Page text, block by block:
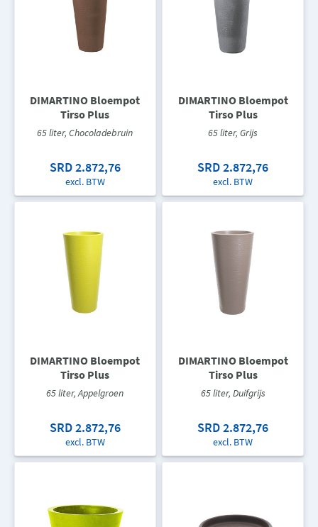
DIMARTINO Bloempot
Tirso Plus
65 liter, Chocoladebruin
SRD 2.872,76
excl. BTW
DIMARTINO Bloempot
Tirso Plus
65 liter, Grijs
SRD 2.872,76
excl. BTW
DIMARTINO Bloempot
Tirso Plus
65 liter, Appelgroen
SRD 2.872,76
excl. BTW
DIMARTINO Bloempot
Tirso Plus
65 liter, Duifgrijs
SRD 2.872,76
excl. BTW